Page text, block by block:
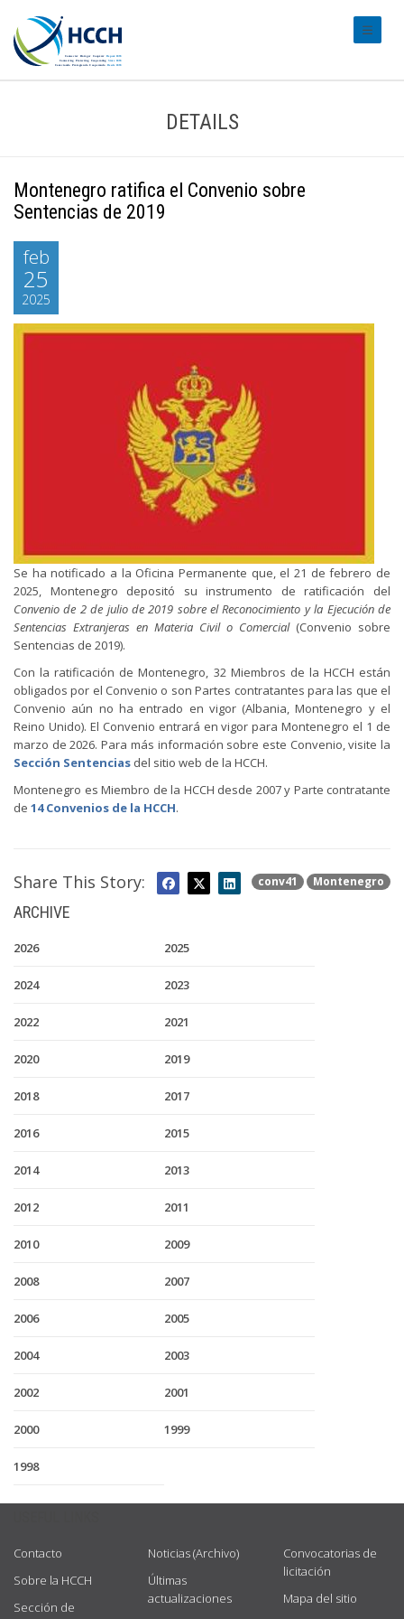
DETAILS
Montenegro ratifica el Convenio sobre
Sentencias de 2019
feb
25
2025
Se ha notificado a la Oficina Permanente que, el 21 de febrero de
2025, Montenegro depositó su instrumento de ratificación del
Convenio de 2 de julio de 2019 sobre el Reconocimiento y la Ejecución de
Sentencias Extranjeras en Materia Civil o Comercial(Convenio sobre
Sentencias de 2019).
Con la ratificación de Montenegro, 32 Miembros de la HCCH están
obligados por el Convenio o son Partes contratantes para las que el
Convenio aún no ha entrado en vigor (Albania, Montenegro y el
Reino Unido). El Convenio entrará en vigor para Montenegro el 1 de
marzo de 2026. Para más información sobre este Convenio, visite la
Sección Sentencias del sitio web de la HCCH.
Montenegro es Miembro de la HCCH desde 2007 y Parte contratante
de 14 Convenios de la HCCH.
conv41 Montenegro
Share This Story:
ARCHIVE
2026 2025
2024 2023
2022 2021
2020 2019
2018 2017
2016 2015
2014 2013
2012 2011
2010 2009
2008 2007
2006 2005
2004 2003
2002 2001
2000 1999
1998
Contacto
Sobre la HCCH
Sección de
Noticias (Archivo)
Últimas
actualizaciones
Convocatorias de
licitación
Mapa del sitio